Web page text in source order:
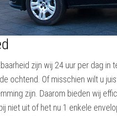
zijn wij 24 uur per dag
ochtend. Of misschien wilt u
zijn. Daarom bieden wij
niet uit of het nu 1 enkele